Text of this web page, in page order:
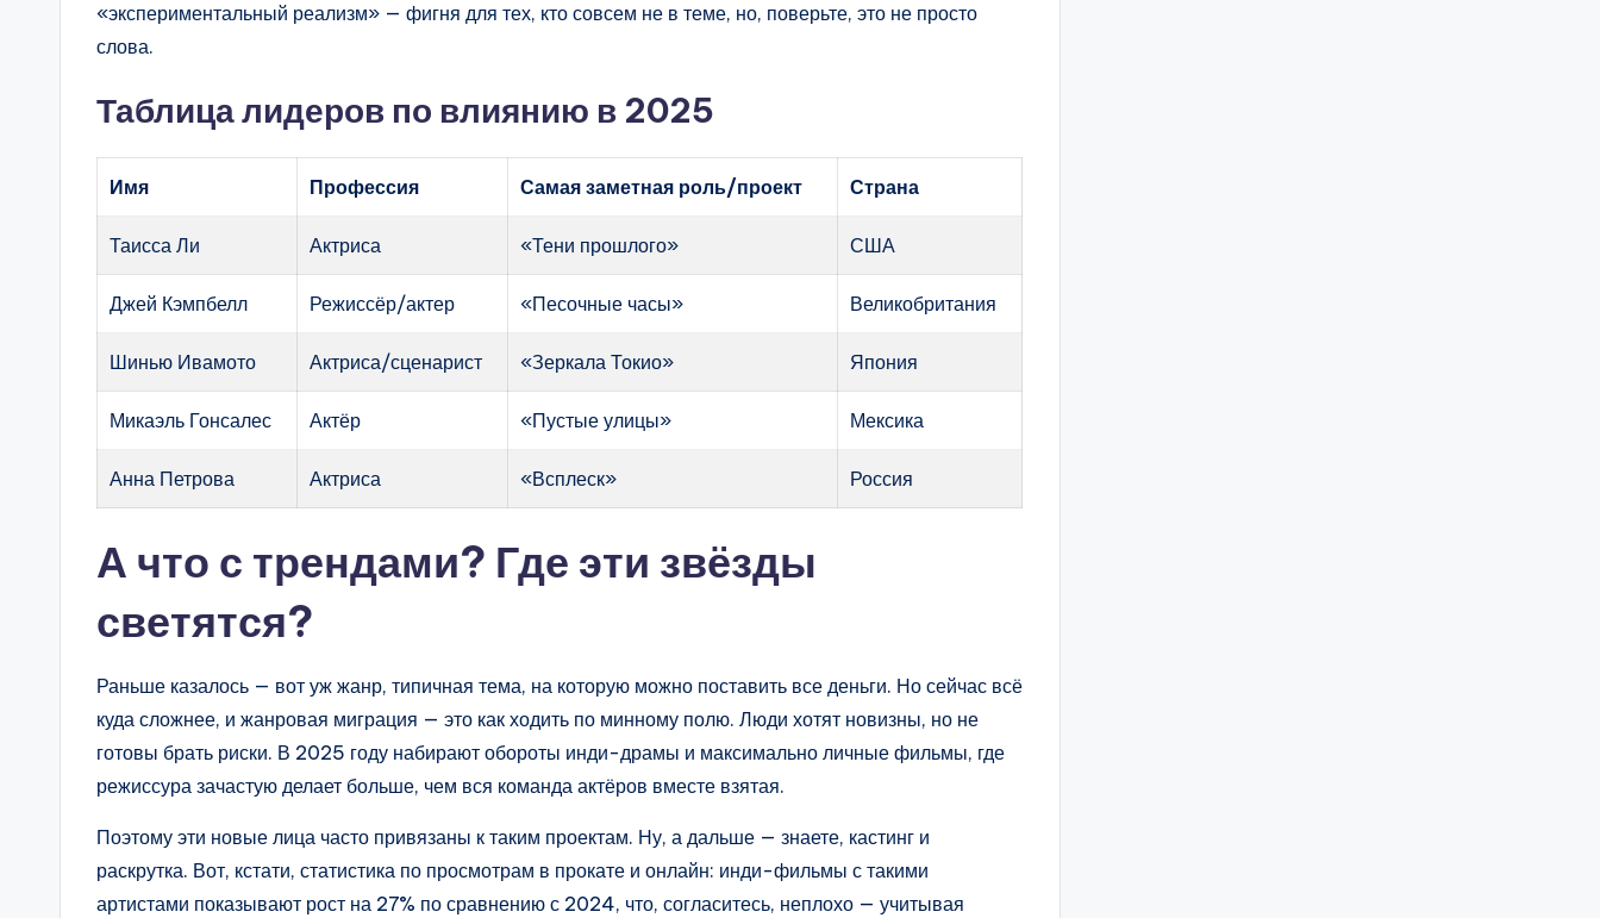
«экспериментальный реализм» — фигня для тех, кто совсем не в теме, но, поверьте, это не просто
слова.
Таблица лидеров по влиянию в 2025
Имя Профессия Самая заметная роль/проект Страна
Таисса Ли Актриса «Тени прошлого» США
Джей Кэмпбелл Режиссёр/актер «Песочные часы» Великобритания
Шинью Ивамото Актриса/сценарист «Зеркала Токио» Япония
Микаэль Гонсалес Актёр «Пустые улицы» Мексика
Анна Петрова Актриса «Всплеск» Россия
А что с трендами? Где эти звёзды
светятся?
Раньше казалось — вот уж жанр, типичная тема, на которую можно поставить все деньги. Но сейчас всё
куда сложнее, и жанровая миграция — это как ходить по минному полю. Люди хотят новизны, но не
готовы брать риски. В 2025 году набирают обороты инди-драмы и максимально личные фильмы, где
режиссура зачастую делает больше, чем вся команда актёров вместе взятая.
Поэтому эти новые лица часто привязаны к таким проектам. Ну, а дальше — знаете, кастинг и
раскрутка. Вот, кстати, статистика по просмотрам в прокате и онлайн: инди-фильмы с такими
артистами показывают рост на 27% по сравнению с 2024, что, согласитесь, неплохо — учитывая